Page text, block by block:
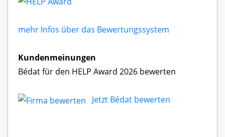
mehr Infos über das Bewertungssystem
Kundenmeinungen
Bédat für den HELP Award 2026 bewerten
Jetzt Bédat bewerten